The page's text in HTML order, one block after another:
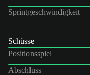
Sprintgeschwindigkeit
Schüsse
Positionsspiel
Abschluss